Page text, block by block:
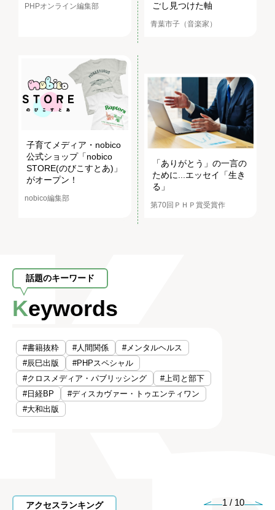
PHPオンライン編集部
ごし見つけた軸
青葉市子（音楽家）
子育てメディア・nobico
公式ショップ「nobico
STORE(のびこすとあ)」
がオープン！
nobico編集部
「ありがとう」の一言の
ために...エッセイ「生き
る」
第70回ＰＨＰ賞受賞作
話題のキーワード
Keywords
#書籍抜粋 #人間関係
#メンタルヘルス
#辰巳出版
#PHPスペシャル
#クロスメディア・パブリッシング
#上司と部下
#日経BP
#ディスカヴァー・トゥエンティワン
#大和出版
アクセスランキング 1 / 10